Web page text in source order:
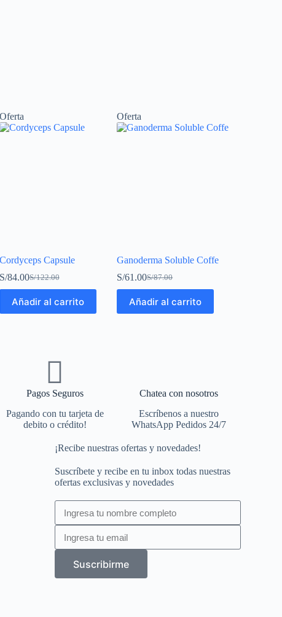
Oferta
Cordyceps Capsule
S/122.00
S/84.00
Añadir al carrito
Oferta
Ganoderma Soluble Coffe
S/87.00
S/61.00
Añadir al carrito
Pagos Seguros
Pagando con tu tarjeta de
debito o crédito!
Chatea con nosotros
Escríbenos a nuestro
WhatsApp Pedidos 24/7
¡Recibe nuestras ofertas y novedades!
Suscríbete y recibe en tu inbox todas nuestras
ofertas exclusivas y novedades
Suscribirme